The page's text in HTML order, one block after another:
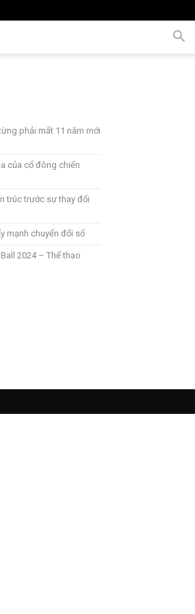
phải mất 11 năm mới
của cổ đông chiến
trúc trước sự thay đổi
mạnh chuyển đổi số
2024 – Thể thao